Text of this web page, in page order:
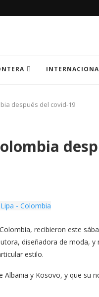
después del covid-19
recibieron este
diseñadora de moda, y
estilo.
y Kosovo, y que su